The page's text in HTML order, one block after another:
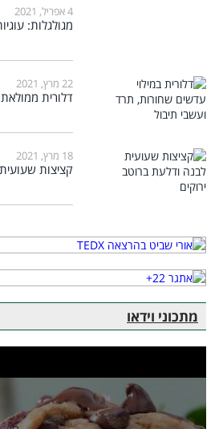
4 אפריל, 2021
מגולגלות:
22 מרץ, 2021
דלורית
18 מרץ, 2021
קציצות
מתכוני וידאו